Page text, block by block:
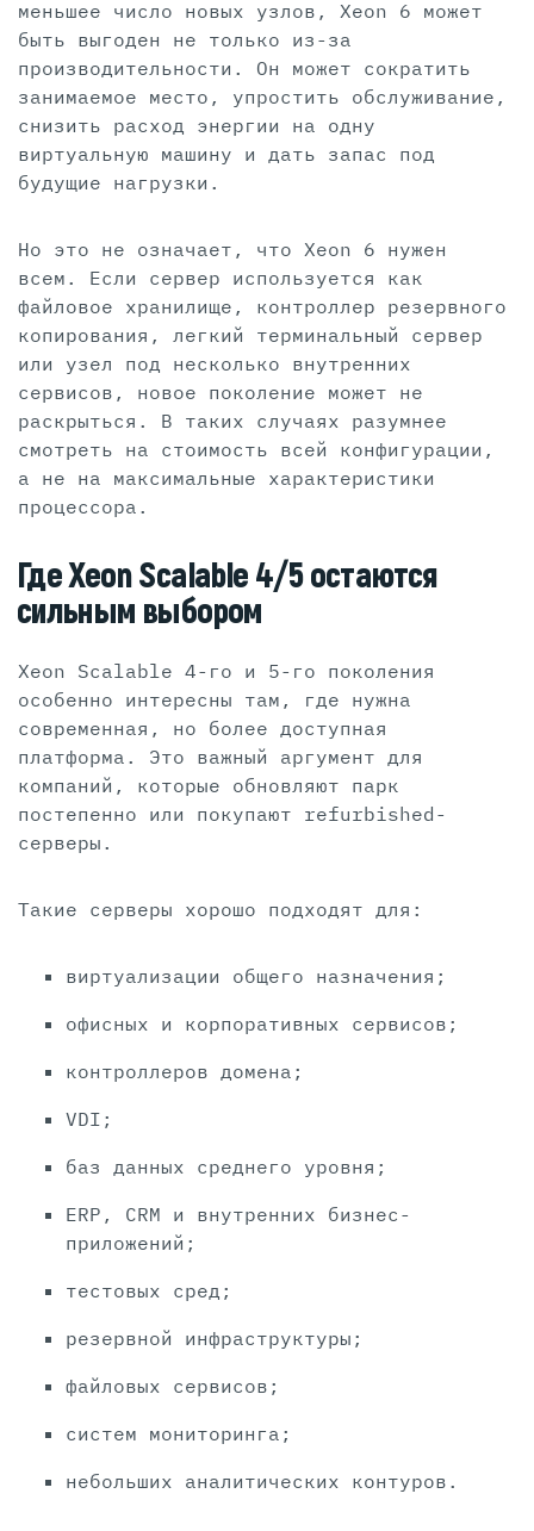
меньшее число новых узлов, Xeon 6 может
быть выгоден не только из-за
производительности. Он может сократить
занимаемое место, упростить обслуживание,
снизить расход энергии на одну
виртуальную машину и дать запас под
будущие нагрузки.
Но это не означает, что Xeon 6 нужен
всем. Если сервер используется как
файловое хранилище, контроллер резервного
копирования, легкий терминальный сервер
или узел под несколько внутренних
сервисов, новое поколение может не
раскрыться. В таких случаях разумнее
смотреть на стоимость всей конфигурации,
а не на максимальные характеристики
процессора.
Где Xeon Scalable 4/5 остаются
сильным выбором
Xeon Scalable 4-го и 5-го поколения
особенно интересны там, где нужна
современная, но более доступная
платформа. Это важный аргумент для
компаний, которые обновляют парк
постепенно или покупают refurbished-
серверы.
Такие серверы хорошо подходят для:
виртуализации общего назначения;
офисных и корпоративных сервисов;
контроллеров домена;
VDI;
баз данных среднего уровня;
ERP, CRM и внутренних бизнес-
приложений;
тестовых сред;
резервной инфраструктуры;
файловых сервисов;
систем мониторинга;
небольших аналитических контуров.